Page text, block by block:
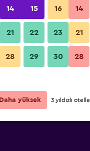
Fiyatları Göster
Fiyatları Göster
14 15 16
21 22 23
28 29 30
14
21
28
Daha yüksek 3 yıldızlı